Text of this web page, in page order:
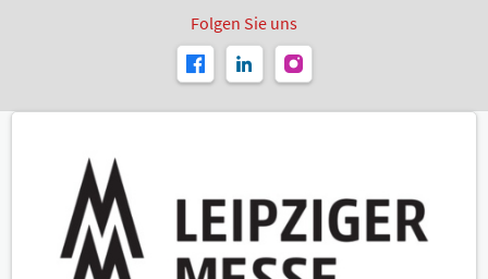
Folgen Sie uns